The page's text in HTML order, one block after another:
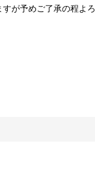
が予めご了承の程よ